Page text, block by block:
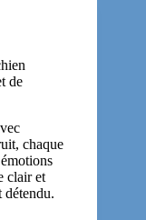
de
chaque
clair et
détendu.